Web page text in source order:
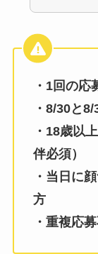
・1回の応
・8/30と
・18歳以
伴必須）
・当日に
方
・重複応